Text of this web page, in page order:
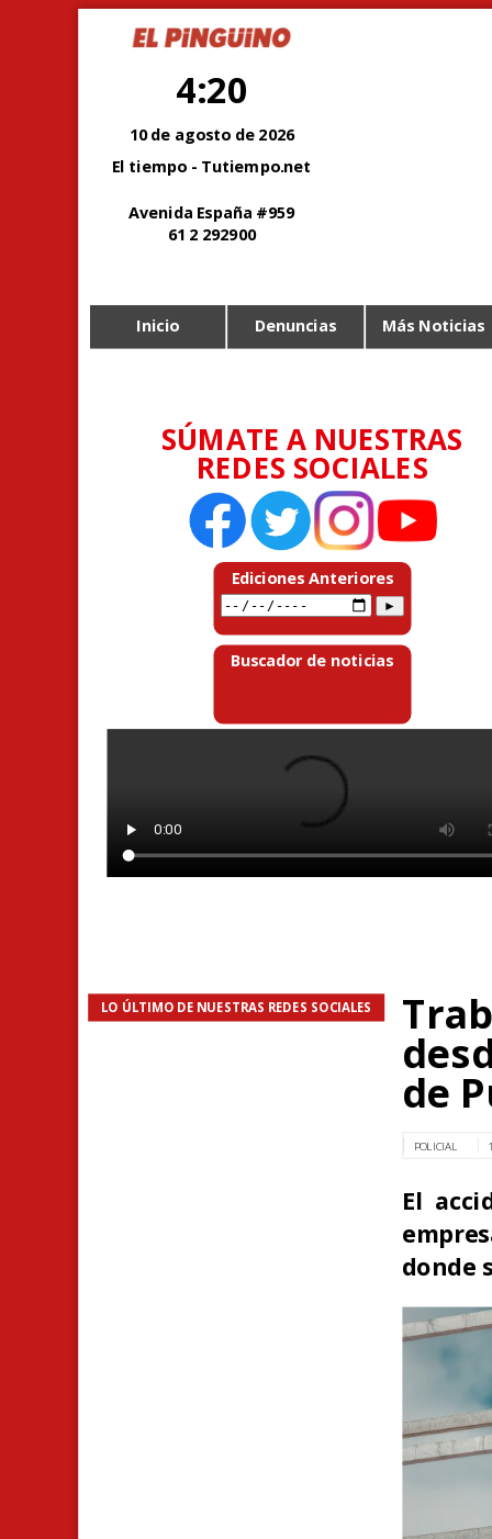
4:20
10 de agosto de 2026
El tiempo - Tutiempo.net
Avenida España #959
61 2 292900
Inicio Denuncias Más Noticias
SÚMATE A NUESTRAS
REDES SOCIALES
Ediciones Anteriores
Buscador de noticias
LO ÚLTIMO DE NUESTRAS REDES SOCIALES
de
POLICIAL
El
donde